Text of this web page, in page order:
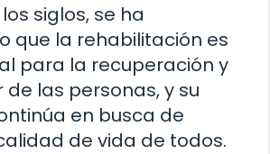
siglos, se ha
que la rehabilitación es
para la recuperación y
las personas, y su
en busca de
de vida de todos.